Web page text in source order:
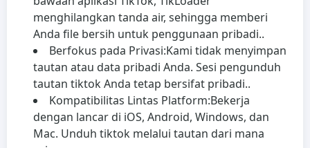
menghilangkan tanda air, sehingga memberi
Anda file bersih untuk penggunaan pribadi..
Berfokus pada Privasi:Kami tidak menyimpan
tautan atau data pribadi Anda. Sesi pengunduh
tautan tiktok Anda tetap bersifat pribadi..
Kompatibilitas Lintas Platform:Bekerja
dengan lancar di iOS, Android, Windows, dan
Mac. Unduh tiktok melalui tautan dari mana